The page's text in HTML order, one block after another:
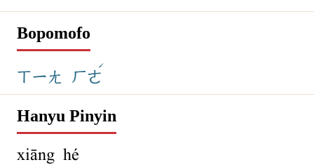
Bopomofo
ㄒㄧㄤ ㄏㄜ
ˊ
Hanyu Pinyin
xiāng hé